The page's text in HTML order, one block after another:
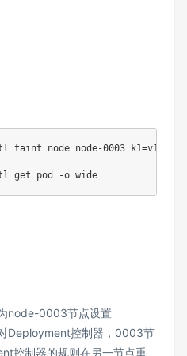
taint node node-0003
get pod -o wide
node-0003节点设置
Deployment控制器，0003节
控制器的规则在另一节点重